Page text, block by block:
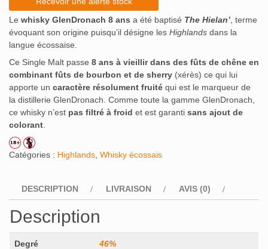
Le whisky GlenDronach 8 ans a été baptisé The Hielan’ , terme
évoquant son origine puisqu’il désigne les Highlands dans la
langue écossaise.
Ce Single Malt passe 8 ans à vieillir dans des fûts de chêne en
combinant fûts de bourbon et de sherry (xérès) ce qui lui
apporte un caractère résolument fruité qui est le marqueur de
la distillerie GlenDronach. Comme toute la gamme GlenDronach,
ce whisky n’est pas filtré à froid et est garanti sans ajout de
colorant
Catégories : Highlands Whisky écossais
DESCRIPTION LIVRAISON AVIS (0)
Description
Degré 46%